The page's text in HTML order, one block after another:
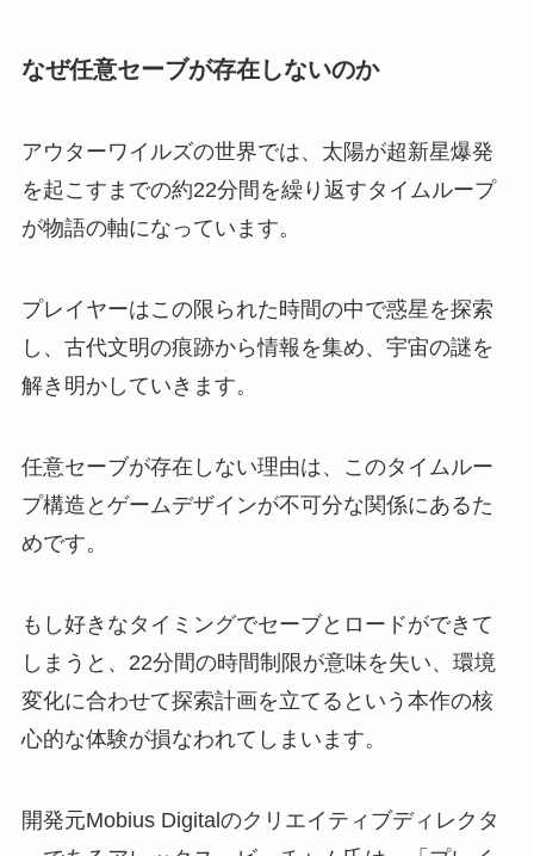
なぜ任意セーブが存在しないのか
アウターワイルズの世界では、太陽が超新星爆発
を起こすまでの約22分間を繰り返すタイムループ
が物語の軸になっています。
プレイヤーはこの限られた時間の中で惑星を探索
し、古代文明の痕跡から情報を集め、宇宙の謎を
解き明かしていきます。
任意セーブが存在しない理由は、このタイムルー
プ構造とゲームデザインが不可分な関係にあるた
めです。
もし好きなタイミングでセーブとロードができて
しまうと、22分間の時間制限が意味を失い、環境
変化に合わせて探索計画を立てるという本作の核
心的な体験が損なわれてしまいます。
開発元Mobius Digitalのクリエイティブディレクタ